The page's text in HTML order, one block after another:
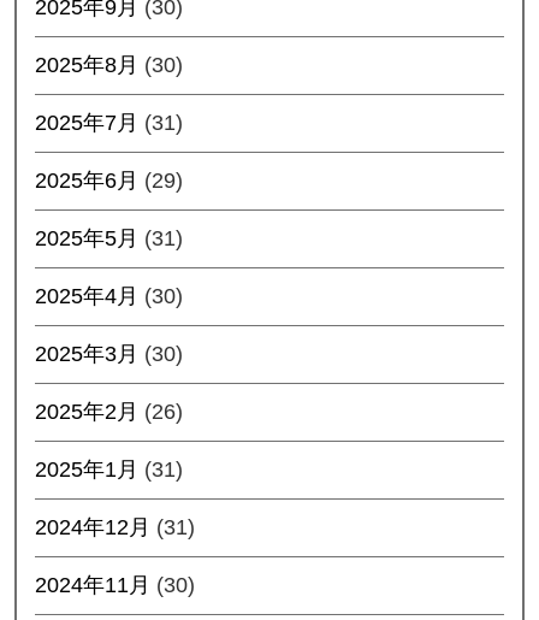
2025年9月 (30)
2025年8月 (30)
2025年7月 (31)
2025年6月 (29)
2025年5月 (31)
2025年4月 (30)
2025年3月 (30)
2025年2月 (26)
2025年1月 (31)
2024年12月 (31)
2024年11月 (30)